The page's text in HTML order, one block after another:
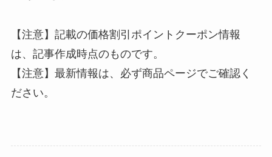
【注意】記載の価格割引ポイントクーポン情報
は、記事作成時点のものです。
【注意】最新情報は、必ず商品ページでご確認く
ださい。